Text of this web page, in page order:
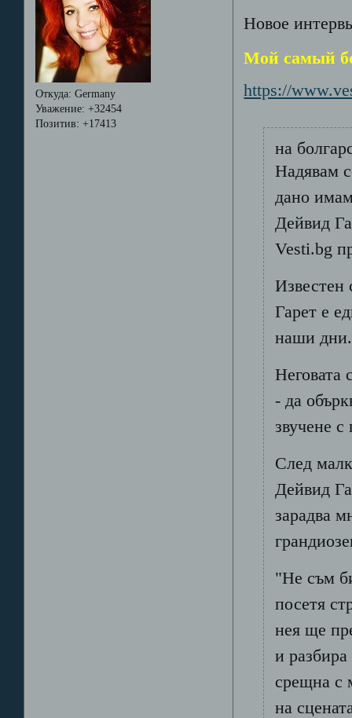
Откуда: Germany
Уважение: +32454
Позитив: +17413
Новое
Мой самый
https://
на
Надявам
дано
Дейвид
Vesti.bg
Известен
Гарет е
наши дни.
Неговата
- да
звучене
След
Дейвид
зарадва
"Не съм
посетя
нея ще
и
срещна с
на